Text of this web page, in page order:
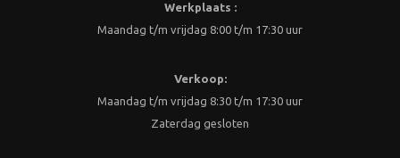
Werkplaats :
Maandag t/m vrijdag 8:00 t/m 17:30 uur
Verkoop:
Maandag t/m vrijdag 8:30 t/m 17:30 uur
Zaterdag gesloten